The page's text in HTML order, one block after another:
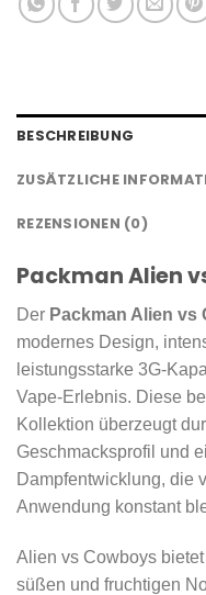
BESCHREIBUNG
ZUSÄTZLICHE
REZENSIONEN (0)
Packman Alien
Der Packman Alien vs
modernes Design,
leistungsstarke 3G-
Vape-Erlebnis. Diese
Kollektion überzeugt
Geschmacksprofil und
Dampfentwicklung, die
Anwendung konstant
Alien vs Cowboys
süßen und fruchtigen